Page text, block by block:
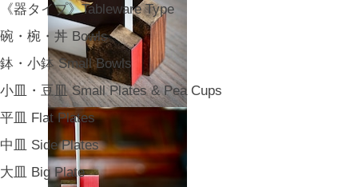
《器タイプ》Tableware Type
碗・椀・丼 Bowls
鉢・小鉢 Small Bowls
小皿・豆皿 Small Plates & Pea Cups
平皿 Flat Plates
中皿 Side Plates
大皿 Big Plate